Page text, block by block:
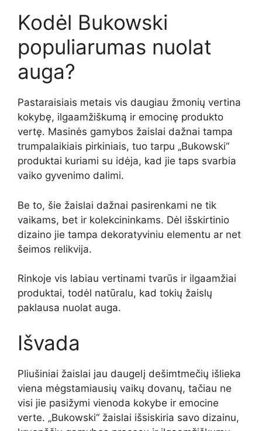
Kodėl Bukowski
populiarumas nuolat
auga?
Pastaraisiais metais vis daugiau žmonių vertina
kokybę, ilgaamžiškumą ir emocinę produkto
vertę. Masinės gamybos žaislai dažnai tampa
trumpalaikiais pirkiniais, tuo tarpu „Bukowski“
produktai kuriami su idėja, kad jie taps svarbia
vaiko gyvenimo dalimi.
Be to, šie žaislai dažnai pasirenkami ne tik
vaikams, bet ir kolekcininkams. Dėl išskirtinio
dizaino jie tampa dekoratyviniu elementu ar net
šeimos relikvija.
Rinkoje vis labiau vertinami tvarūs ir ilgaamžiai
produktai, todėl natūralu, kad tokių žaislų
paklausa nuolat auga.
Išvada
Pliušiniai žaislai jau daugelį dešimtmečių išlieka
viena mėgstamiausių vaikų dovanų, tačiau ne
visi jie pasižymi vienoda kokybe ir emocine
verte. „Bukowski“ žaislai išsiskiria savo dizainu,